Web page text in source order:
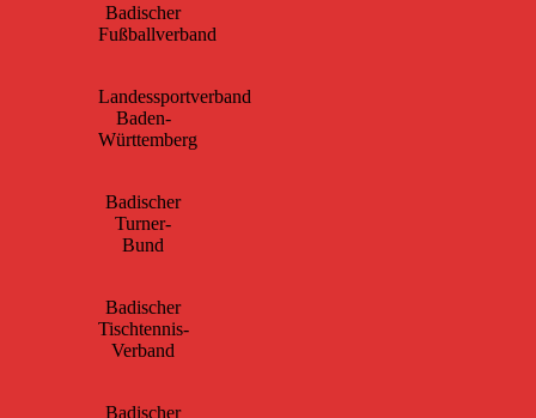
Badischer
Fußballverband
Landessportverband
Baden-
Württemberg
Badischer
Turner-
Bund
Badischer
Tischtennis-
Verband
Badischer